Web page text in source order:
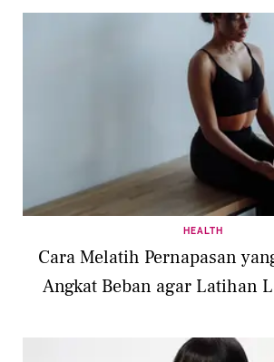
HEALTH
Cara Melatih Pernapasan
Angkat Beban agar Latihan